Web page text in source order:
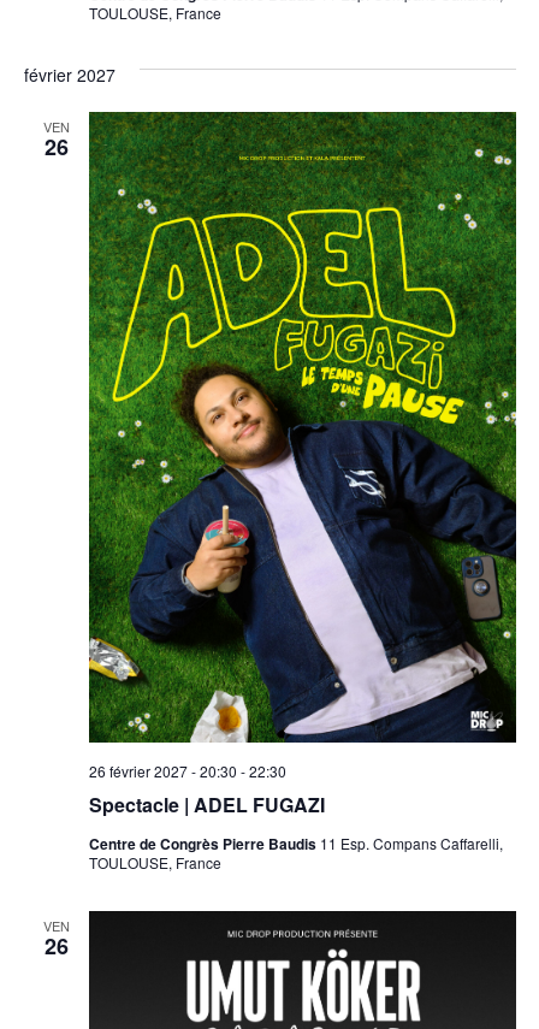
TOULOUSE, France
février 2027
VEN
26
Spectacle | ADEL FUGAZI
26 février 2027 - 20:30 -22:30
Centre de Congrès Pierre Baudis 11 Esp. Compans Caffarelli,
TOULOUSE, France
VEN
26